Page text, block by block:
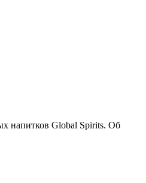
напитков Global Spirits. Об